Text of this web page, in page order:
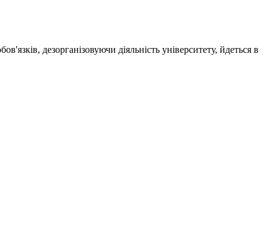
дезорганізовуючи діяльність університету, йдеться в